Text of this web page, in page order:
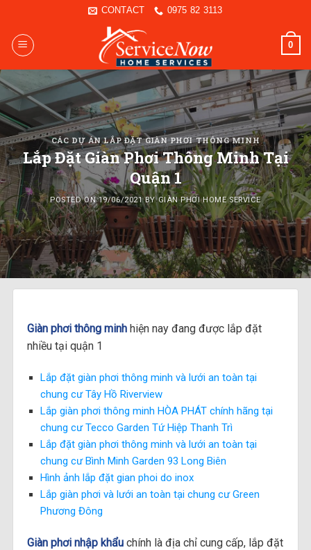
content
CONTACT 0975 82 3113
0
CÁC DỰ ÁN LẮP ĐẶT GIÀN PHƠI THÔNG MINH
Lắp Đặt Giàn Phơi Thông Minh Tại
Quận 1
POSTED ON19/06/2021BYGIÀN PHƠI HOME SERVICE
Giàn phơi thông minh hiện nay đang được lắp đặt
nhiều tại quận 1
Lắp đặt giàn phơi thông minh và lưới an toàn tại
chung cư Tây Hồ Riverview
Lắp giàn phơi thông minh HÒA PHÁT chính hãng tại
chung cư Tecco Garden Tứ Hiệp Thanh Trì
Lắp đặt giàn phơi thông minh và lưới an toàn tại
chung cư Bình Minh Garden 93 Long Biên
Hình ảnh lắp đặt gian phoi do inox
Lắp giàn phơi và lưới an toàn tại chung cư Green
Phương Đông
Giàn phơinhập khẩuchính là địa chỉ cung cấp, lắp đặt